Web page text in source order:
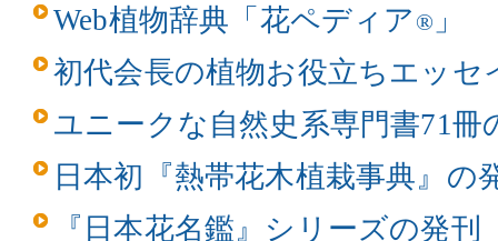
Web植物辞典「花ペディア ® 」
初代会長の植物お役立ちエッセ
ユニークな自然史系専門書71冊
日本初『熱帯花木植栽事典』の
『日本花名鑑』シリーズの発刊